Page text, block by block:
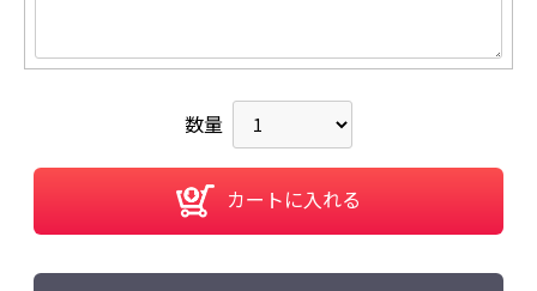
数量
カートに入れる